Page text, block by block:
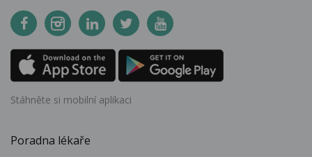
Stáhněte si mobilní aplikaci
Poradna lékaře